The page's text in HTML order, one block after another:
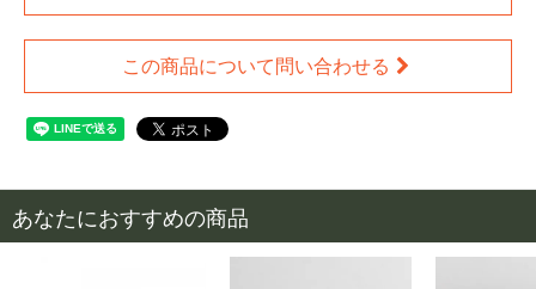
この商品について問い合わせる
あなたにおすすめの商品